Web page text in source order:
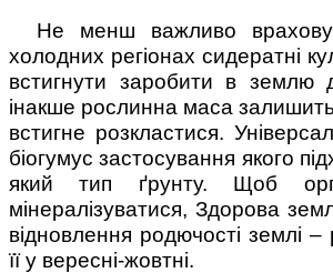
Не менш важливо
холодних регіонах сидератні
встигнути заробити в землю
інакше рослинна маса
встигне розкластися.
біогумус застосування якого
який тип ґрунту. Щоб
мінералізуватися, Здорова
відновлення родючості землі
її у вересні-жовтні.